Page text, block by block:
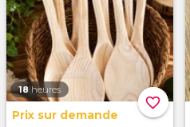
favorite_border
18 heures
Prix sur demande